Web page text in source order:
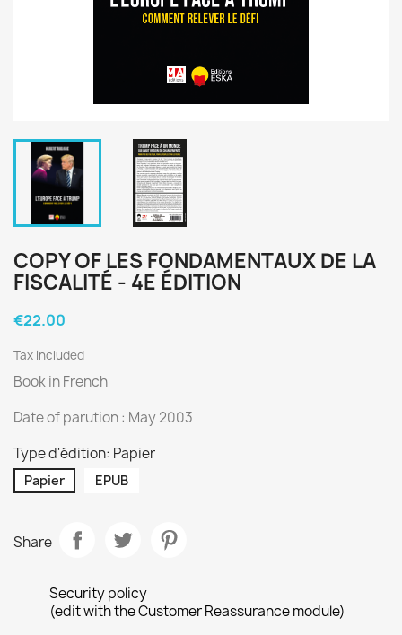
COPY OF LES FONDAMENTAUX DE LA
FISCALITÉ - 4E ÉDITION
€22.00
Tax included
Book in French
Date of parution : May 2003
Type d'édition: Papier
Papier EPUB
Share
Security policy
(edit with the Customer Reassurance module)